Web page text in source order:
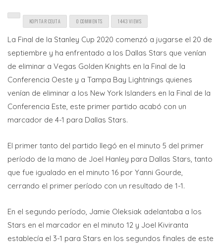
KOPITAR CEUTA 0 COMMENTS 1443 VIEWS
La Final de la Stanley Cup 2020 comenzó a jugarse el 20 de
septiembre y ha enfrentado a los Dallas Stars que venían
de eliminar a Vegas Golden Knights en la Final de la
Conferencia Oeste y a Tampa Bay Lightnings quienes
venían de eliminar a los New York Islanders en la Final de la
Conferencia Este, este primer partido acabó con un
marcador de 4-1 para Dallas Stars.
El primer tanto del partido llegó en el minuto 5 del primer
período de la mano de Joel Hanley para Dallas Stars, tanto
que fue igualado en el minuto 16 por Yanni Gourde,
cerrando el primer período con un resultado de 1-1.
En el segundo período, Jamie Oleksiak adelantaba a los
Stars en el marcador en el minuto 12 y Joel Kiviranta
establecía el 3-1 para Stars en los segundos finales de este